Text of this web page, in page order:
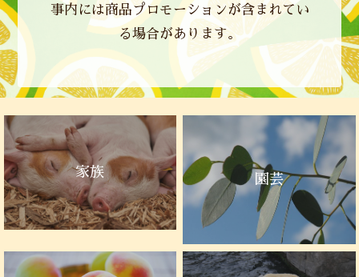
事内には商品プロモーションが含まれてい
る場合があります。
家族
園芸